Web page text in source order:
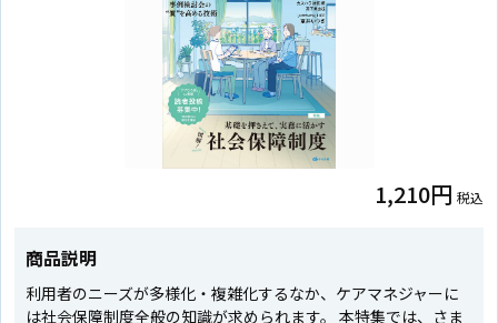
1,210円 税込
商品説明
利用者のニーズが多様化・複雑化するなか、ケアマネジャーに
は社会保障制度全般の知識が求められます。 本特集では、さま